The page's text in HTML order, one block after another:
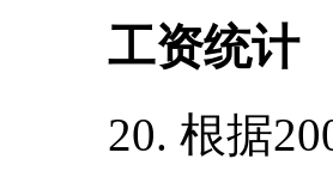
工资统计
20. 根据